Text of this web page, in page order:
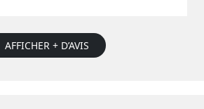
AFFICHER + D’AVIS